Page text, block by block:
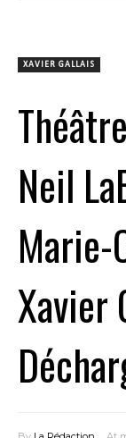
XAVIER GALLAIS
Neil
Xavier